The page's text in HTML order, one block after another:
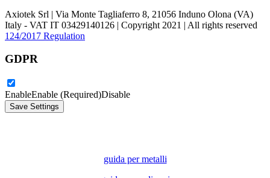
Axiotek Srl | Via Monte Tagliaferro 8, 21056 Induno Olona (VA)
Italy - VAT IT 03429140126 | Copyright 2021 | All rights reserved
124/2017 Regulation
GDPR
EnableEnable (Required)Disable
guida per metalli